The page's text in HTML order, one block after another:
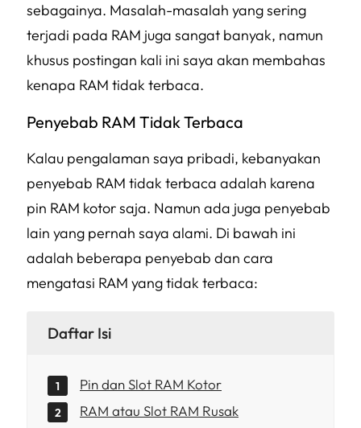
sebagainya. Masalah-masalah yang sering
terjadi pada RAM juga sangat banyak, namun
khusus postingan kali ini saya akan membahas
kenapa RAM tidak terbaca.
Penyebab RAM Tidak Terbaca
Kalau pengalaman saya pribadi, kebanyakan
penyebab RAM tidak terbaca adalah karena
pin RAM kotor saja. Namun ada juga penyebab
lain yang pernah saya alami. Di bawah ini
adalah beberapa penyebab dan cara
mengatasi RAM yang tidak terbaca:
Daftar Isi
Pin dan Slot RAM Kotor
RAM atau Slot RAM Rusak